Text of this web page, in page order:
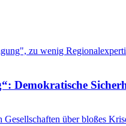
zu wenig
Demokratische
über bloßes